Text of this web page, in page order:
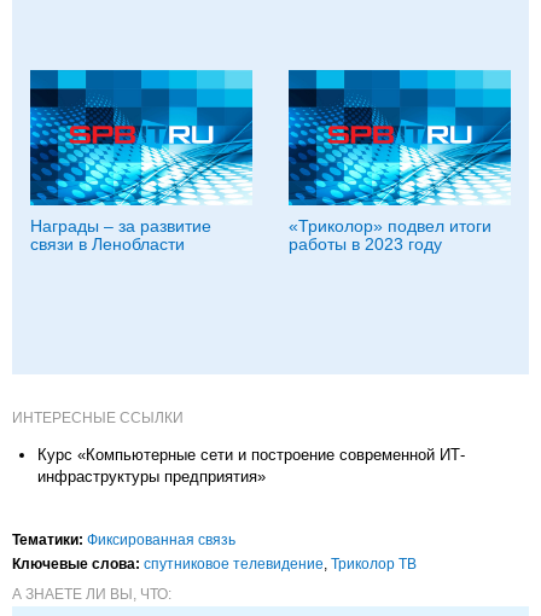
Награды – за развитие
связи в Ленобласти
«Триколор» подвел итоги
работы в 2023 году
ИНТЕРЕСНЫЕ ССЫЛКИ
Курс «Компьютерные сети и построение современной ИТ-
инфраструктуры предприятия»
Тематики: Фиксированная связь
Ключевые слова: спутниковое телевидение Триколор ТВ
А ЗНАЕТЕ ЛИ ВЫ, ЧТО: